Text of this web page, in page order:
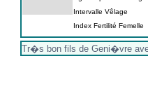
Intervalle Vêlage
Index Fertilité Femelle
Tr�s bon fils de Geni�vre